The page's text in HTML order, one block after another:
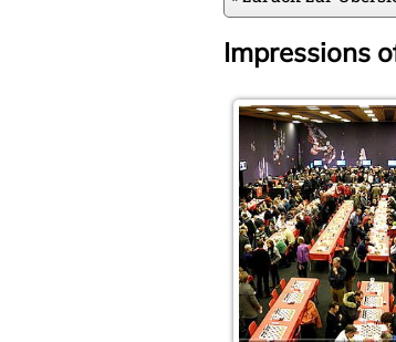
Impressions